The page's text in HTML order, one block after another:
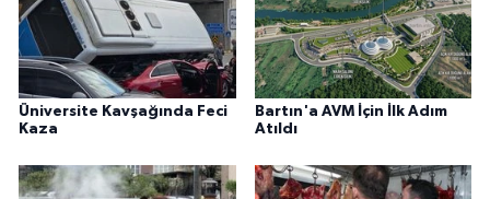
Üniversite Kavşağında Feci
Kaza
Bartın'a AVM İçin İlk Adım
Atıldı